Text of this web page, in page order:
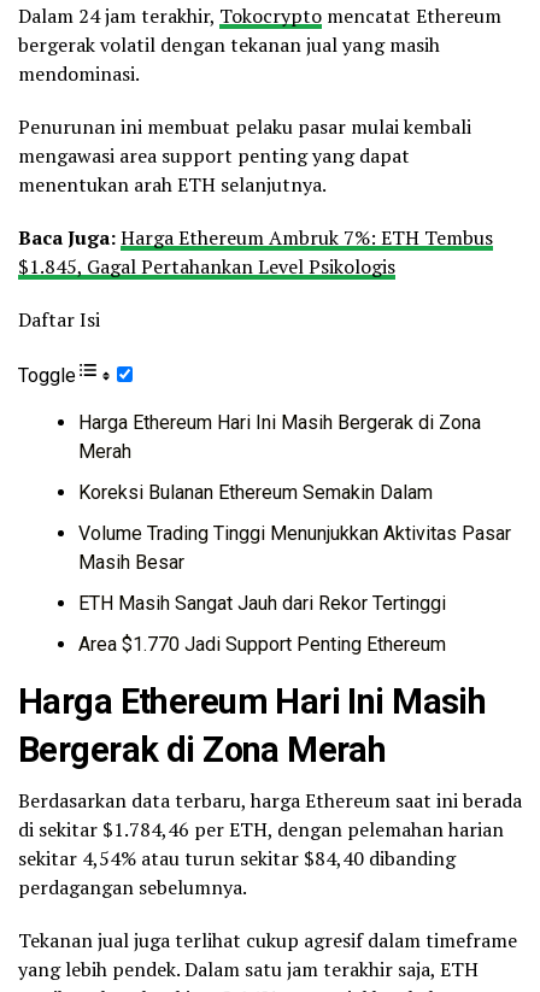
Dalam 24 jam terakhir, Tokocrypto mencatat Ethereum
bergerak volatil dengan tekanan jual yang masih
mendominasi.
Penurunan ini membuat pelaku pasar mulai kembali
mengawasi area support penting yang dapat
menentukan arah ETH selanjutnya.
Baca Juga:Harga Ethereum Ambruk 7%: ETH Tembus
$1.845, Gagal Pertahankan Level Psikologis
Daftar Isi
Toggle
Harga Ethereum Hari Ini Masih Bergerak di Zona
Merah
Koreksi Bulanan Ethereum Semakin Dalam
Volume Trading Tinggi Menunjukkan Aktivitas Pasar
Masih Besar
ETH Masih Sangat Jauh dari Rekor Tertinggi
Area $1.770 Jadi Support Penting Ethereum
Harga Ethereum Hari Ini Masih
Bergerak di Zona Merah
Berdasarkan data terbaru, harga Ethereum saat ini berada
di sekitar $1.784,46 per ETH, dengan pelemahan harian
sekitar 4,54% atau turun sekitar $84,40 dibanding
perdagangan sebelumnya.
Tekanan jual juga terlihat cukup agresif dalam timeframe
yang lebih pendek. Dalam satu jam terakhir saja, ETH